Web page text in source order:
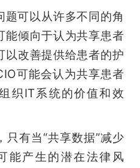
题可以从许多不同的角
能倾向于认为共享患者
以改善提供给患者的护
可能会认为共享患者
织IT系统的价值和效
只有当“共享数据”减少
能产生的潜在法律风